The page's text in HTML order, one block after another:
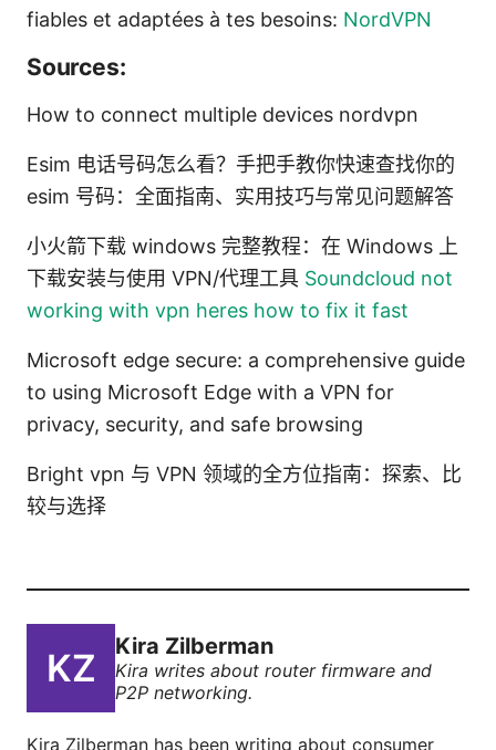
fiables et adaptées à tes besoins: NordVPN
Sources:
How to connect multiple devices nordvpn
Esim 电话号码怎么看？手把手教你快速查找你的
esim 号码：全面指南、实用技巧与常见问题解答
小火箭下载 windows 完整教程：在 Windows 上
下载安装与使用 VPN/代理工具 Soundcloud not
working with vpn heres how to fix it fast
Microsoft edge secure: a comprehensive guide
to using Microsoft Edge with a VPN for
privacy, security, and safe browsing
Bright vpn 与 VPN 领域的全方位指南：探索、比
较与选择
Kira Zilberman
Kira writes about router firmware and
P2P networking.
Kira Zilberman has been writing about consumer